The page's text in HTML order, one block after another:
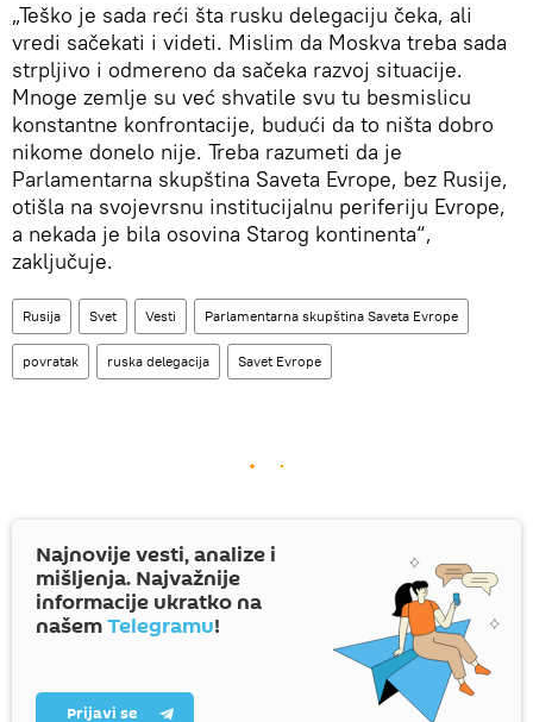
„Teško je sada reći šta rusku delegaciju čeka, ali
vredi sačekati i videti. Mislim da Moskva treba sada
strpljivo i odmereno da sačeka razvoj situacije.
Mnoge zemlje su već shvatile svu tu besmislicu
konstantne konfrontacije, budući da to ništa dobro
nikome donelo nije. Treba razumeti da je
Parlamentarna skupština Saveta Evrope, bez Rusije,
otišla na svojevrsnu institucijalnu periferiju Evrope,
a nekada je bila osovina Starog kontinenta“,
zaključuje.
Rusija Svet Vesti Parlamentarna skupština Saveta Evrope
povratak ruska delegacija Savet Evrope
Najnovije vesti, analize i
mišljenja. Najvažnije
informacije ukratko na
našemTelegramu!
Prijavi se